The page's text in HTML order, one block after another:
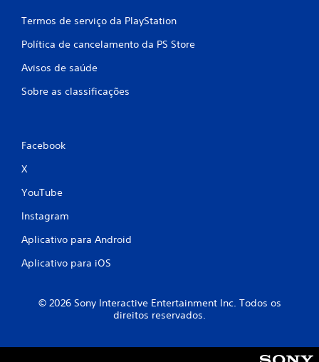
Termos de serviço da PlayStation
Política de cancelamento da PS Store
Avisos de saúde
Sobre as classificações
Facebook
X
YouTube
Instagram
Aplicativo para Android
Aplicativo para iOS
© 2026 Sony Interactive Entertainment Inc. Todos os
direitos reservados.